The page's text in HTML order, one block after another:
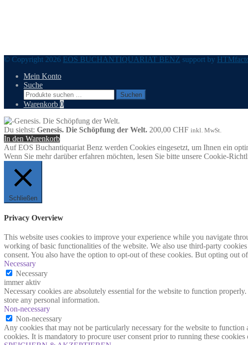
© Copyright 2026 EOS BUCHANTIQUARIAT BENZ support by
Mein Konto
Suche
Suchen
nach:
Suchen
Warenkorb 0
Du siehst: Genesis. Die Schöpfung der Welt. 200,00 CHF inkl. MwSt.
In den Warenkorb
Auf EOS Buchantiquariat Benz werden Cookies eingesetzt, um Ihnen ein
Wenn Sie mehr darüber erfahren möchten, lesen Sie bitte unsere Cookie-
Schließen
Privacy Overview
This website uses cookies to improve your experience while you navigate
working of basic functionalities of the website. We also use third-party
consent. You also have the option to opt-out of these cookies. But opting out
Necessary
Necessary
immer aktiv
Necessary cookies are absolutely essential for the website to function
store any personal information.
Non-necessary
Non-necessary
Any cookies that may not be particularly necessary for the website to function
cookies. It is mandatory to procure user consent prior to running these cookies